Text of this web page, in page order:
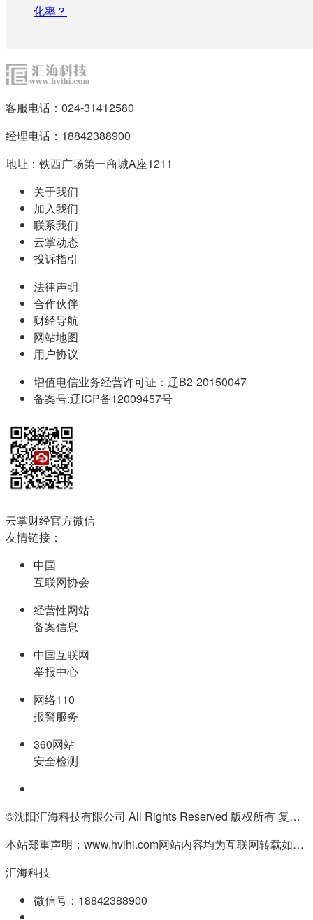
化率？
客服电话：024-31412580
经理电话：18842388900
地址：铁西广场第一商城A座1211
关于我们
加入我们
联系我们
云掌动态
投诉指引
法律声明
合作伙伴
财经导航
网站地图
用户协议
增值电信业务经营许可证：辽B2-20150047
备案号:辽ICP备12009457号
云掌财经官方微信
友情链接：
中国
互联网协会
经营性网站
备案信息
中国互联网
举报中心
网络110
报警服务
360网站
安全检测
©沈阳汇海科技有限公司 All Rights Reserved 版权所有 复制必究
本站郑重声明：www.hvihi.com网站内容均为互联网转载如有侵权请联系QQ:55506560删除
汇海科技
微信号：18842388900